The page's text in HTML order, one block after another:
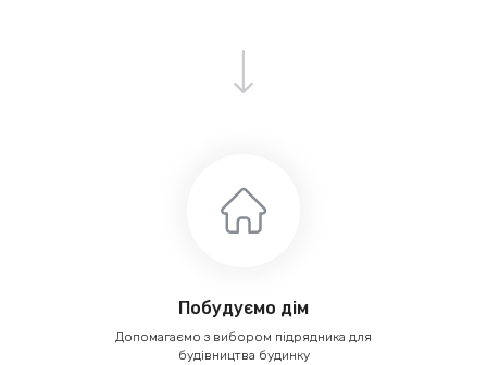
Побудуємо дім
Допомагаємо з вибором підрядника для
будівництва будинку